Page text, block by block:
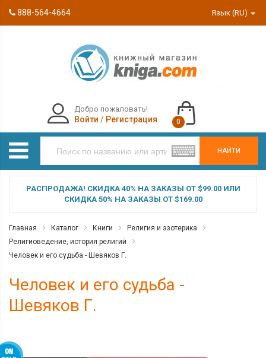
888-564-4664 Язык (RU)
НАЙТИ
Добро пожаловать!
Войти / Регистрация 0
РАСПРОДАЖА! СКИДКА 40% НА ЗАКАЗЫ ОТ $99.00 ИЛИ
СКИДКА 50% НА ЗАКАЗЫ ОТ $169.00
Главная Каталог Книги
Религия и эзотерика
Религиоведение, история религий
Человек и его судьба - Шевяков Г.
Человек и его судьба -
Шевяков Г.